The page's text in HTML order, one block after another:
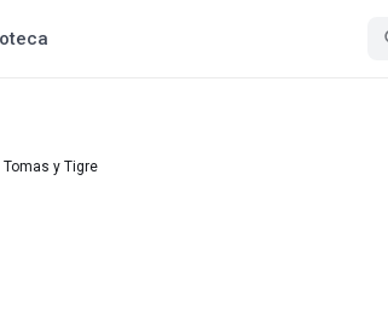
Tomas y Tigre